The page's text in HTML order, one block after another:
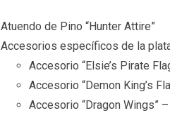
Atuendo de Pino “Hunter Attire”
Accesorios específicos de la
Accesorio “Elsie’s Pirate
Accesorio “Demon King’s
Accesorio “Dragon Wings”